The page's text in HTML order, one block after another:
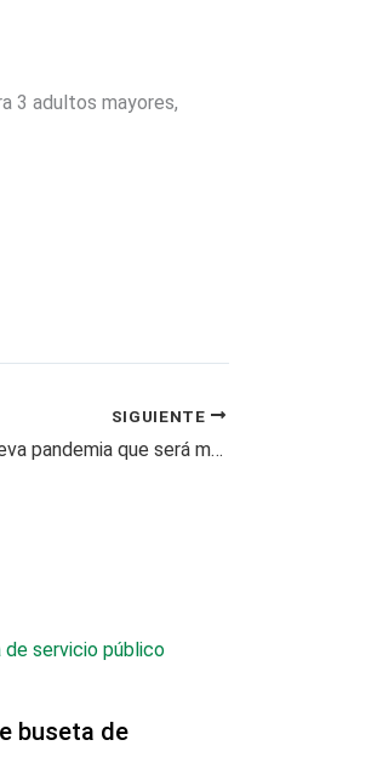
3 adultos mayores,
SIGUIENTE
La OMS alerta que llegará una nueva pandemia que será más mortífera
buseta de